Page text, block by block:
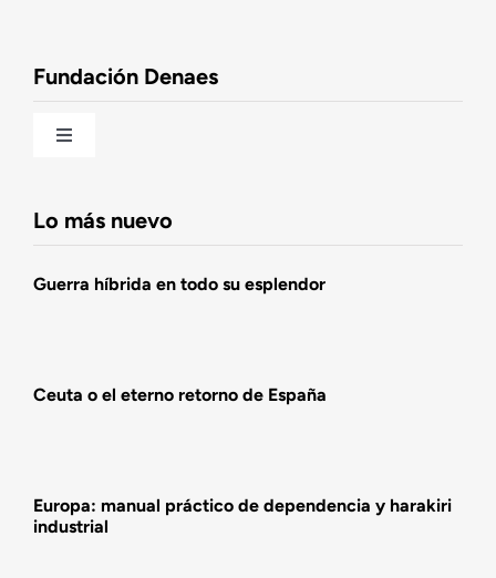
Fundación Denaes
Toggle
Lo más nuevo
Guerra híbrida en todo su esplendor
Ceuta o el eterno retorno de España
Europa: manual práctico de dependencia y harakiri
industrial